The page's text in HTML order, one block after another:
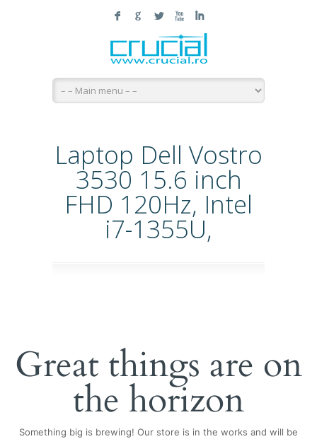
F G L X I
Laptop Dell Vostro
3530 15.6 inch
FHD 120Hz, Intel
i7-1355U,
Great things are on
the horizon
Something big is brewing! Our store is in the works and will be